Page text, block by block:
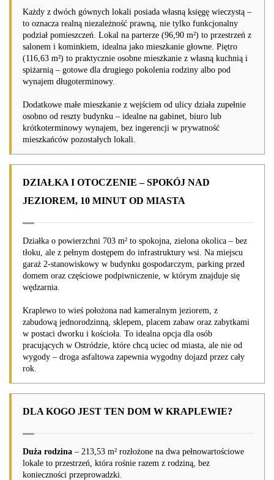
Każdy z dwóch gównych lokali posiada własną księgę wieczystą –
to oznacza realną niezależność prawną, nie tylko funkcjonalny
podział pomieszczeń. Lokal na parterze (96,90 m²) to przestrzeń z
salonem i kominkiem, idealna jako mieszkanie głowne. Piętro
(116,63 m²) to praktycznie osobne mieszkanie z własną kuchnią i
spiżarnią – gotowe dla drugiego pokolenia rodziny albo pod
wynajem długoterminowy.
Dodatkowe małe mieszkanie z wejściem od ulicy działa zupełnie
osobno od reszty budynku – idealne na gabinet, biuro lub
krótkoterminowy wynajem, bez ingerencji w prywatność
mieszkańców pozostałych lokali.
DZIAŁKA I OTOCZENIE – SPOKÓJ NAD
JEZIOREM, 10 MINUT OD MIASTA
Działka o powierzchni 703 m² to spokojna, zielona okolica – bez
tłoku, ale z pełnym dostępem do infrastruktury wsi. Na miejscu
garaż 2-stanowiskowy w budynku gospodarczym, parking przed
domem oraz częściowe podpiwniczenie, w którym znajduje się
wędzarnia.
Kraplewo to wieś położona nad kameralnym jeziorem, z
zabudową jednorodzinną, sklepem, placem zabaw oraz zabytkami
w postaci dworku i kościoła. To idealna opcja dla osób
pracujących w Ostródzie, które chcą uciec od miasta, ale nie od
wygody – droga asfaltowa zapewnia wygodny dojazd przez cały
rok.
DLA KOGO JEST TEN DOM W KRAPLEWIE?
Duża rodzina – 213,53 m² rozłożone na dwa pełnowartościowe
lokale to przestrzeń, która rośnie razem z rodziną, bez
konieczności przeprowadzki.